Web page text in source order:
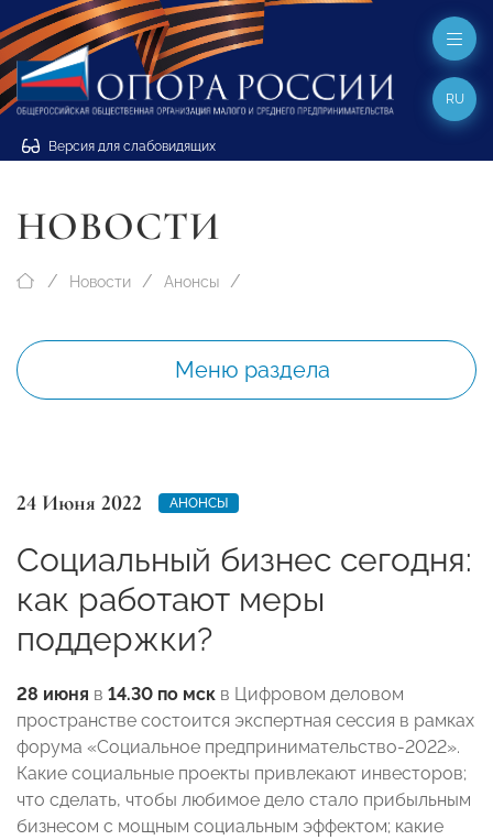
Версия для слабовидящих
RU
НОВОСТИ
Новости Анонсы
Меню раздела
24 Июня 2022 АНОНСЫ
Социальный бизнес сегодня:
как работают меры
поддержки?
28 июня в 14.30 по мск в Цифровом деловом
пространстве состоится экспертная сессия в рамках
форума «Социальное предпринимательство-2022».
Какие социальные проекты привлекают инвесторов;
что сделать, чтобы любимое дело стало прибыльным
бизнесом с мощным социальным эффектом; какие